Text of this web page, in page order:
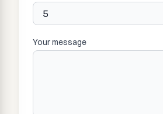
Your message